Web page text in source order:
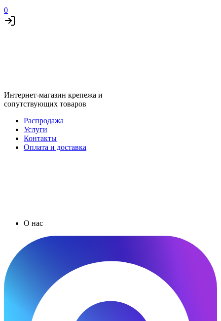
0
Интернет-магазин крепежа и
сопутствующих товаров
Распродажа
Услуги
Контакты
Оплата и доставка
О нас